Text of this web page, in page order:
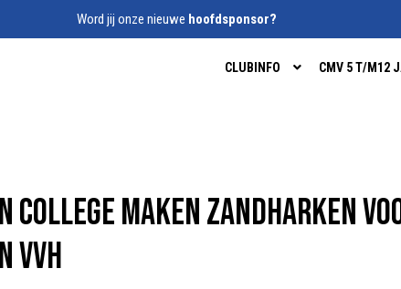
Word jij onze nieuwe hoofdsponsor?
CLUBINFO CMV 5 T/M12
College maken zandharken
VVH